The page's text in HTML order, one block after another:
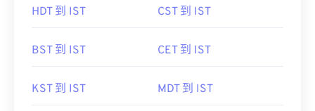
HDT 到 IST CST 到 IST
BST 到 IST CET 到 IST
KST 到 IST MDT 到 IST